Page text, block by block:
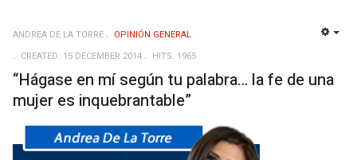
ANDREA DE LA TORRE
OPINIÓN GENERAL
CREATED: 15 DECEMBER 2014
HITS: 1965
“Hágase en mí según tu palabra… la fe de una
mujer es inquebrantable”